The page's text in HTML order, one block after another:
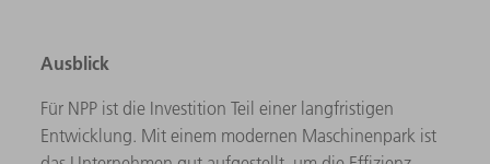
Ausblick
Für NPP ist die Investition Teil einer langfristigen
Entwicklung. Mit einem modernen Maschinenpark ist